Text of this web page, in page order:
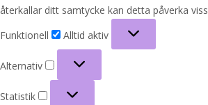
återkallar ditt samtycke kan detta påverka
Funktionell
Alltid aktiv
Alternativ
Statistik